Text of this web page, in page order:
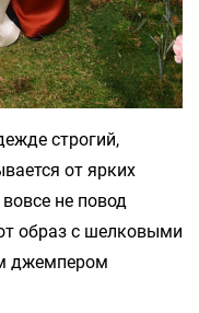
строгий,
от ярких
не повод
образ с шелковыми
джемпером